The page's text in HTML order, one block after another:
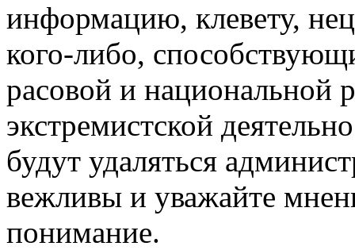
информацию, клевету,
кого-либо,
расовой и национальной
экстремистской
будут удаляться
вежливы и уважайте
понимание.